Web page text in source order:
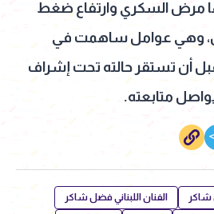
مرض السكري وارتفاع ضغط
وهي عوامل ساهمت في
أن تستقر حالته تحت إشراف
متابعته.
شاكر الفنان اللبناني فضل شاكر